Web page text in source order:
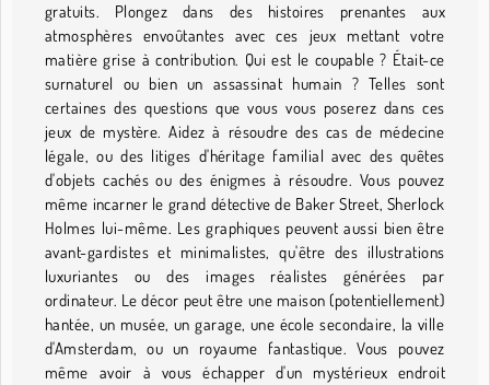
gratuits. Plongez dans des histoires prenantes aux
atmosphères envoûtantes avec ces jeux mettant votre
matière grise à contribution. Qui est le coupable ? Était-ce
surnaturel ou bien un assassinat humain ? Telles sont
certaines des questions que vous vous poserez dans ces
jeux de mystère. Aidez à résoudre des cas de médecine
légale, ou des litiges d'héritage familial avec des quêtes
d'objets cachés ou des énigmes à résoudre. Vous pouvez
même incarner le grand détective de Baker Street, Sherlock
Holmes lui-même. Les graphiques peuvent aussi bien être
avant-gardistes et minimalistes, qu'être des illustrations
luxuriantes ou des images réalistes générées par
ordinateur. Le décor peut être une maison (potentiellement)
hantée, un musée, un garage, une école secondaire, la ville
d'Amsterdam, ou un royaume fantastique. Vous pouvez
même avoir à vous échapper d'un mystérieux endroit